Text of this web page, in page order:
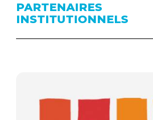
PARTENAIRES
INSTITUTIONNELS